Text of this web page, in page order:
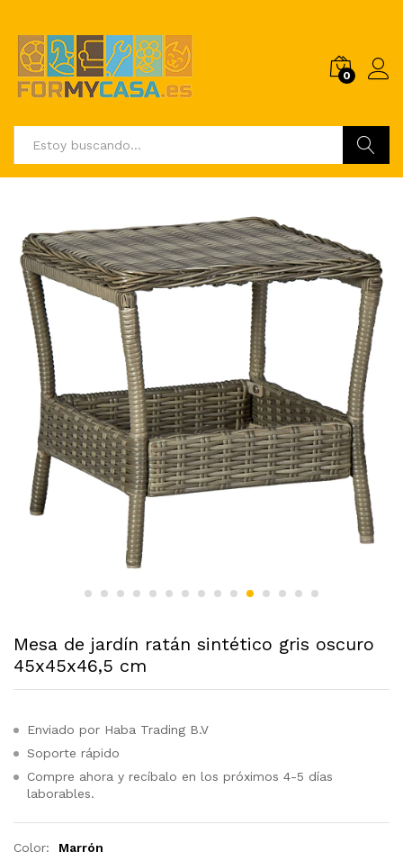
0
Mesa de jardín ratán sintético gris oscuro
45x45x46,5 cm
Enviado por Haba Trading B.V
Soporte rápido
Compre ahora y recíbalo en los próximos 4-5 días
laborables.
Color: Marrón